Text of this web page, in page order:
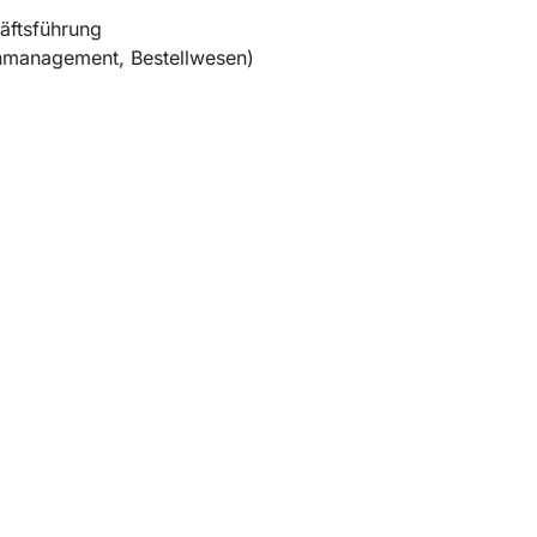
Bestellwesen)